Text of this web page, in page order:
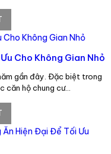
Cho Không Gian Nhỏ
gần đây. Đặc biệt trong
căn hộ chung cư…